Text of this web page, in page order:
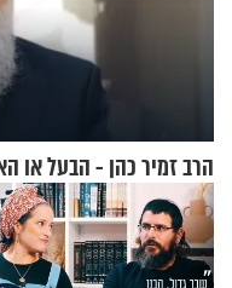
הרב זמיר כהן - הבעל או